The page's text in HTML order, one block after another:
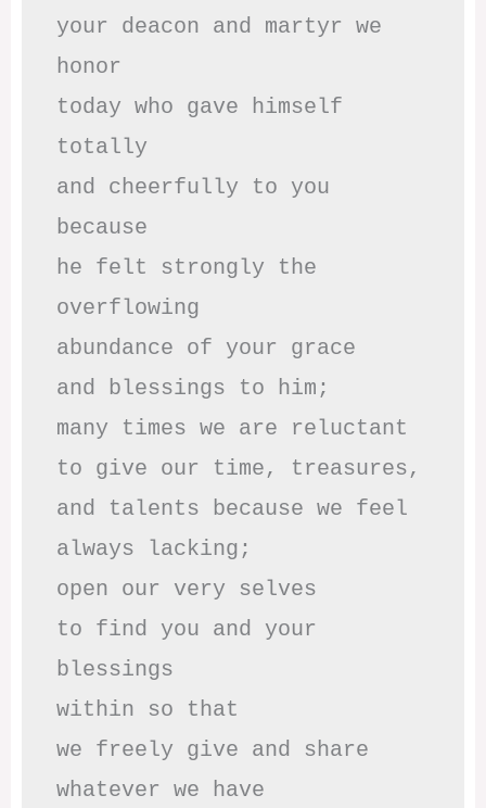
your deacon and martyr we
honor
today who gave himself
totally
and cheerfully to you
because
he felt strongly the
overflowing
abundance of your grace
and blessings to him;
many times we are reluctant
to give our time, treasures,
and talents because we feel
always lacking;
open our very selves
to find you and your
blessings
within so that
we freely give and share
whatever we have